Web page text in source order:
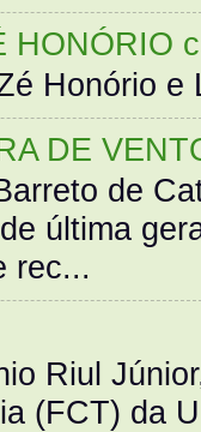
HONÓRIO
Honório
DE
de
última
rec...
Riul
(FCT) da